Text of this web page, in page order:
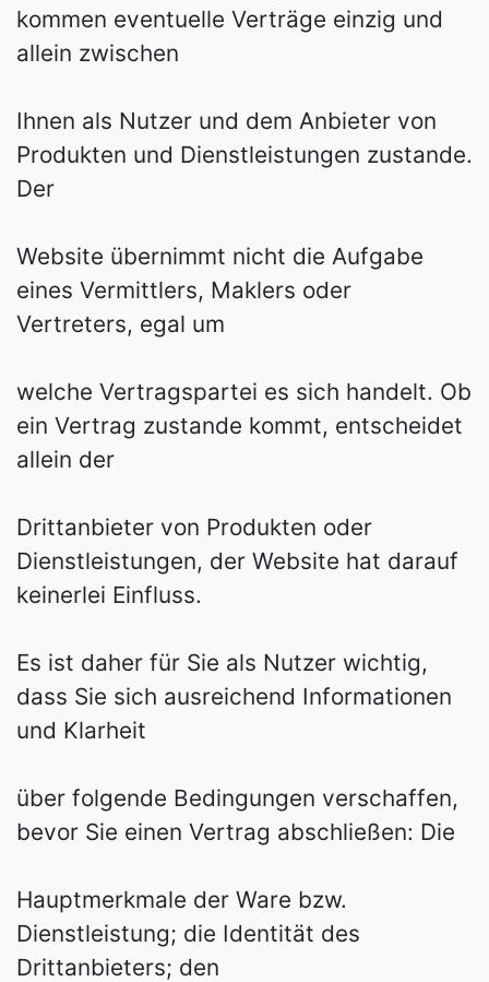
kommen eventuelle Verträge einzig und
allein zwischen
Ihnen als Nutzer und dem Anbieter von
Produkten und Dienstleistungen zustande.
Der
Website übernimmt nicht die Aufgabe
eines Vermittlers, Maklers oder
Vertreters, egal um
welche Vertragspartei es sich handelt. Ob
ein Vertrag zustande kommt, entscheidet
allein der
Drittanbieter von Produkten oder
Dienstleistungen, der Website hat darauf
keinerlei Einfluss.
Es ist daher für Sie als Nutzer wichtig,
dass Sie sich ausreichend Informationen
und Klarheit
über folgende Bedingungen verschaffen,
bevor Sie einen Vertrag abschließen: Die
Hauptmerkmale der Ware bzw.
Dienstleistung; die Identität des
Drittanbieters; den